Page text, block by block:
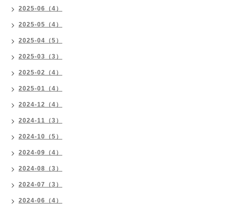
2025-06（4）
2025-05（4）
2025-04（5）
2025-03（3）
2025-02（4）
2025-01（4）
2024-12（4）
2024-11（3）
2024-10（5）
2024-09（4）
2024-08（3）
2024-07（3）
2024-06（4）